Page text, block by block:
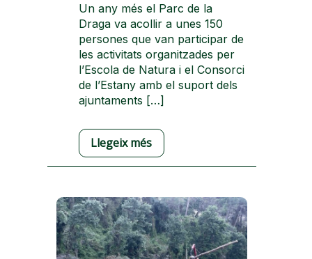
Un any més el Parc de la
Draga va acollir a unes 150
persones que van participar de
les activitats organitzades per
l’Escola de Natura i el Consorci
de l’Estany amb el suport dels
ajuntaments […]
Llegeix més